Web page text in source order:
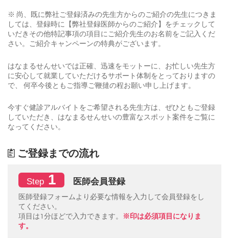
※ 尚、既に弊社ご登録済みの先生方からのご紹介の先生につきま
しては、登録時に【弊社登録医師からのご紹介】をチェックして
いだきその他特記事項の項目にご紹介先生のお名前をご記入くだ
さい。ご紹介キャンペーンの特典がございます。
はなまるせんせいでは正確、迅速をモットーに、お忙しい先生方
に安心して就業していただけるサポート体制をとっておりますの
で、 何卒今後ともご指導ご鞭撻の程お願い申し上げます。
今すぐ健診アルバイトをご希望される先生方は、ぜひともご登録
していただき、はなまるせんせいの豊富なスポット案件をご覧に
なってください。
ご登録までの流れ
Step 1 医師会員登録
医師登録フォームより必要な情報を入力して会員登録をし
てください。
項目は1分ほどで入力できます。
※印は必須項目になりま
す。